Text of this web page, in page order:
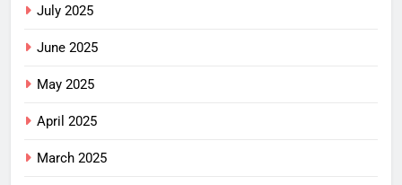
July 2025
June 2025
May 2025
April 2025
March 2025